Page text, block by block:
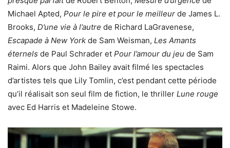
Michael Apted, Pour le pire et pour le meilleur de James L.
Brooks, D’une vie à l’autre de Richard LaGravenese,
Escapade à New York de Sam Weisman, Les Amants
éternels de Paul Schrader et Pour l’amour du jeu de Sam
Raimi. Alors que John Bailey avait filmé les spectacles
d’artistes tels que Lily Tomlin, c’est pendant cette période
qu’il réalisait son seul film de fiction, le thriller Lune rouge
avec Ed Harris et Madeleine Stowe.